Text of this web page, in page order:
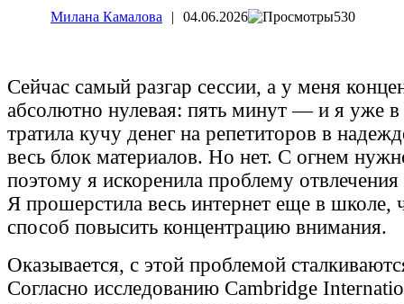
Милана Камалова | 04.06.2026 530
Сейчас самый разгар сессии, а у меня
абсолютно нулевая: пять минут — и я уже
тратила кучу денег на репетиторов в
весь блок материалов. Но нет. С огнем
поэтому я искоренила проблему
Я прошерстила весь интернет еще в школе,
способ повысить концентрацию внимания.
Оказывается, с этой проблемой
Согласно исследованию Cambridge